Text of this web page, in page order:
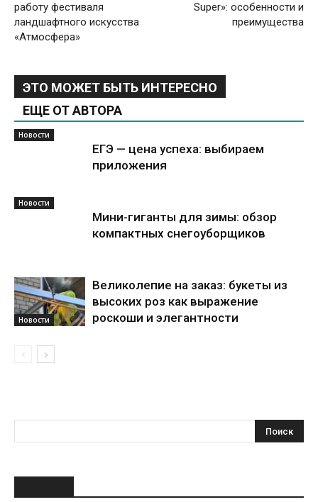
работу фестиваля
ландшафтного искусства
«Атмосфера»
Super»: особенности и
преимущества
ЭТО МОЖЕТ БЫТЬ ИНТЕРЕСНО
ЕЩЕ ОТ АВТОРА
Новости
ЕГЭ — цена успеха: выбираем
приложения
Новости
Мини-гиганты для зимы: обзор
компактных снегоуборщиков
Новости
Великолепие на заказ: букеты из
высоких роз как выражение
роскоши и элегантности